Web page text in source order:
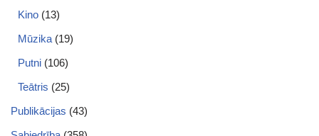
Kino (13)
Mūzika (19)
Putni (106)
Teātris (25)
Publikācijas (43)